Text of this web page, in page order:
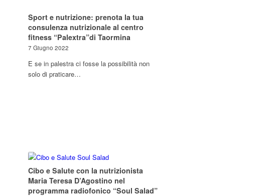
Sport e nutrizione: prenota la tua
consulenza nutrizionale al centro
fitness “Palextra”di Taormina
7 Giugno 2022
E se in palestra ci fosse la possibilità non
solo di praticare…
Cibo e Salute con la nutrizionista
Maria Teresa D’Agostino nel
programma radiofonico “Soul Salad”